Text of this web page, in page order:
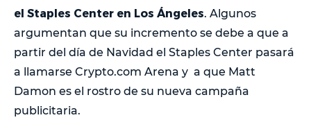
el Staples Center en Los Ángeles. Algunos
argumentan que su incremento se debe a que a
partir del día de Navidad el Staples Center pasará
a llamarse Crypto.com Arena y a que Matt
Damon es el rostro de su nueva campaña
publicitaria.